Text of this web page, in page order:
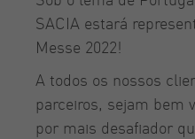
SACIA estará
Messe 2022!
A todos os nossos
parceiros, sejam bem
por mais desafiador